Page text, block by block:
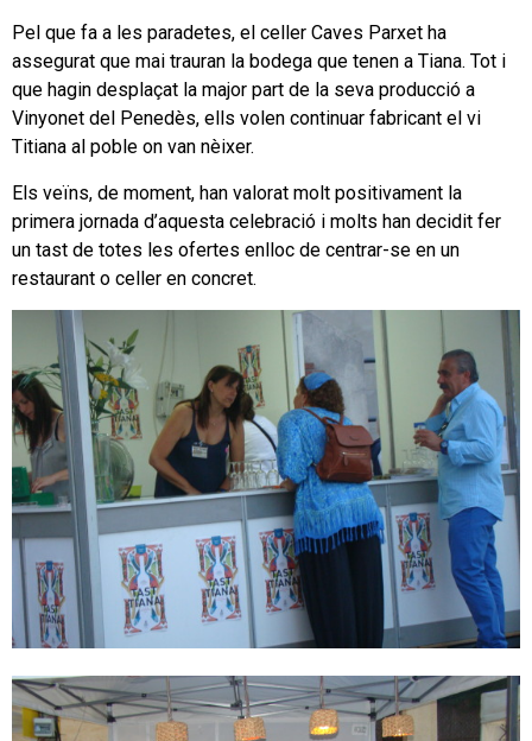
Pel que fa a les paradetes, el celler Caves Parxet ha
assegurat que mai trauran la bodega que tenen a Tiana. Tot i
que hagin desplaçat la major part de la seva producció a
Vinyonet del Penedès, ells volen continuar fabricant el vi
Titiana al poble on van nèixer.
Els veïns, de moment, han valorat molt positivament la
primera jornada d’aquesta celebració i molts han decidit fer
un tast de totes les ofertes enlloc de centrar-se en un
restaurant o celler en concret.